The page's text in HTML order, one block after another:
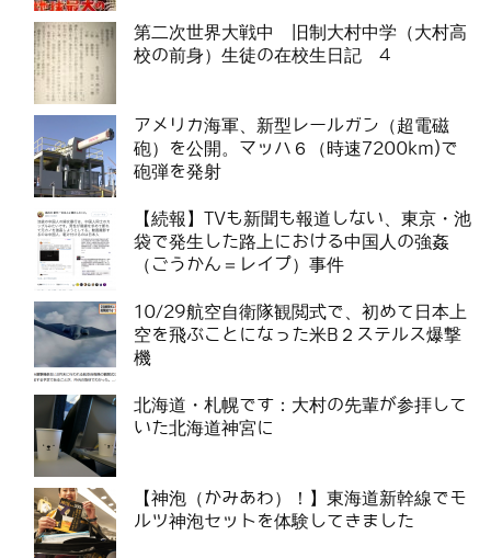
第二次世界大戦中 旧制大村中学（大村高
校の前身）生徒の在校生日記 4
アメリカ海軍、新型レールガン（超電磁
砲）を公開。マッハ６（時速7200km)で
砲弾を発射
【続報】TVも新聞も報道しない、東京・池
袋で発生した路上における中国人の強姦
（ごうかん＝レイプ）事件
10/29航空自衛隊観閲式で、初めて日本上
空を飛ぶことになった米B２ステルス爆撃
機
北海道・札幌です：大村の先輩が参拝して
いた北海道神宮に
【神泡（かみあわ）！】東海道新幹線でモ
ルツ神泡セットを体験してきました